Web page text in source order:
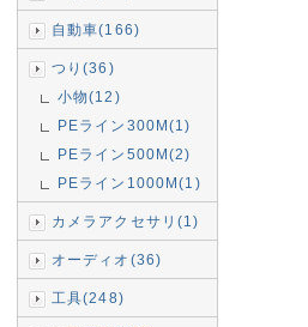
自動車(166)
つり(36)
小物(12)
PEライン300M(1)
PEライン500M(2)
PEライン1000M(1)
カメラアクセサリ(1)
オーディオ(36)
工具(248)